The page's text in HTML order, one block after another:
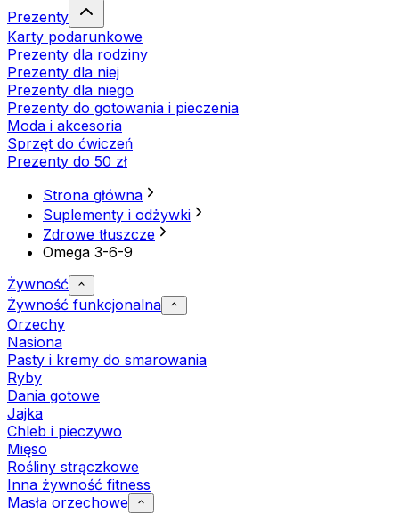
Prezenty
Karty podarunkowe
Prezenty dla rodziny
Prezenty dla niej
Prezenty dla niego
Prezenty do gotowania i pieczenia
Moda i akcesoria
Sprzęt do ćwiczeń
Prezenty do 50 zł
Strona główna
Suplementy i odżywki
Zdrowe tłuszcze
Omega 3-6-9
Żywność
Żywność funkcjonalna
Orzechy
Nasiona
Pasty i kremy do smarowania
Ryby
Dania gotowe
Jajka
Chleb i pieczywo
Mięso
Rośliny strączkowe
Inna żywność fitness
Masła orzechowe